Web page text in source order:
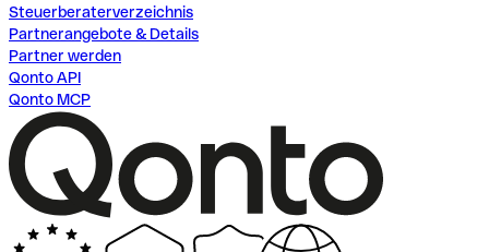
Steuerberaterverzeichnis
Partnerangebote & Details
Partner werden
Qonto API
Qonto MCP